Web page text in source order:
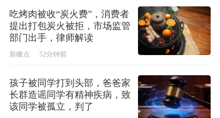
吃烤肉被收“炭火费”，消费者
提出打包炭火被拒，市场监管
部门出手，律师解读
新瞰点 52分钟前
孩子被同学打到头部，爸爸家
长群造谣同学有精神疾病，致
该同学被孤立，判了